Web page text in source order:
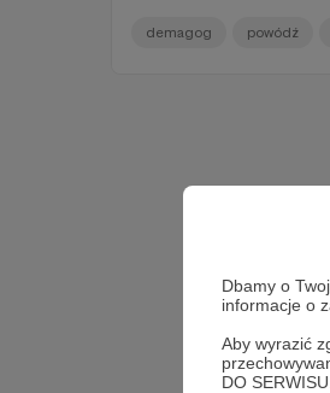
Dbamy o
informacje o
Aby wyrazić
DO SERWISU.
spadał. Pojawiają się
tego, kto wywołał
demagog powódź